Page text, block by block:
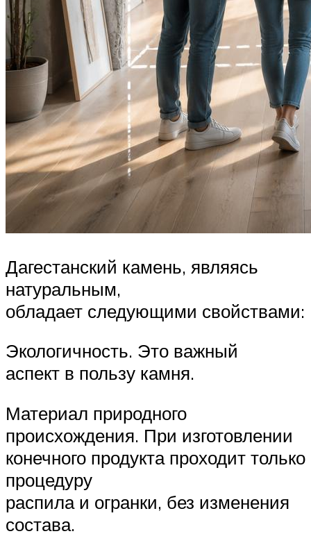
Дагестанский камень, являясь
натуральным,
обладает следующими свойствами:
Экологичность. Это важный
аспект в пользу камня.
Материал природного
происхождения. При изготовлении
конечного продукта проходит только
процедуру
распила и огранки, без изменения
состава.